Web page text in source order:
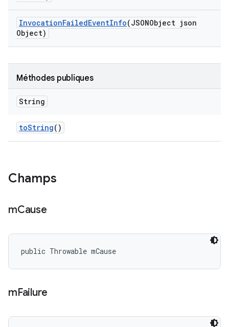
InvocationFailedEventInfo(JSONObject json
Object)
Méthodes publiques
String
toString()
Champs
mCause
public Throwable mCause
mFailure